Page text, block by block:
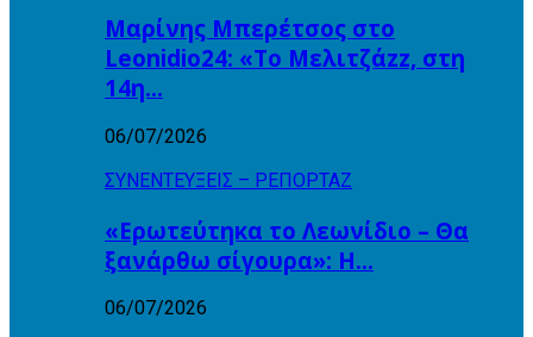
Μαρίνης Μπερέτσος στο
Leonidio24: «Το Μελιτζάzz, στη
14η…
06/07/2026
ΣΥΝΕΝΤΕΥΞΕΙΣ – ΡΕΠΟΡΤΑΖ
«Ερωτεύτηκα το Λεωνίδιο – Θα
ξανάρθω σίγουρα»: Η…
06/07/2026